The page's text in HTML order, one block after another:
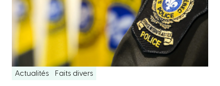
Actualités Faits divers